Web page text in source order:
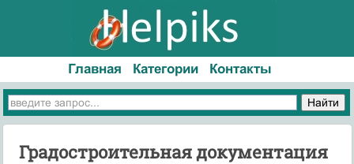
Главная Категории Контакты
Градостроительная документация